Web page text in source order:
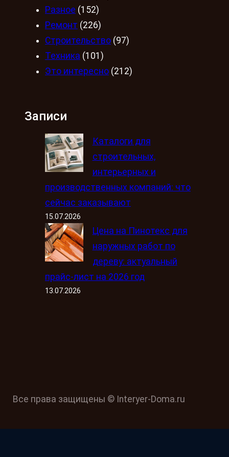
Разное (152)
Ремонт (226)
Строительство (97)
Техника (101)
Это интересно (212)
Записи
Каталоги для
строительных,
интерьерных и
производственных компаний: что
сейчас заказывают
15.07.2026
Цена на Пинотекс для
наружных работ по
дереву: актуальный
прайс-лист на 2026 год
13.07.2026
Все права защищены © Interyer-Doma.ru